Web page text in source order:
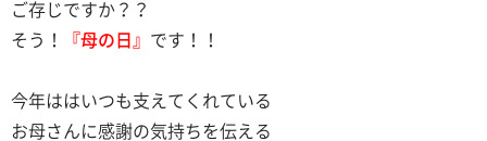
ご存じですか？？
そう！
『母の日』 です！！
今年ははいつも支えてくれている
お母さんに感謝の気持ちを伝える